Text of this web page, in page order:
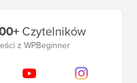
Czytelników
z WPBeginner